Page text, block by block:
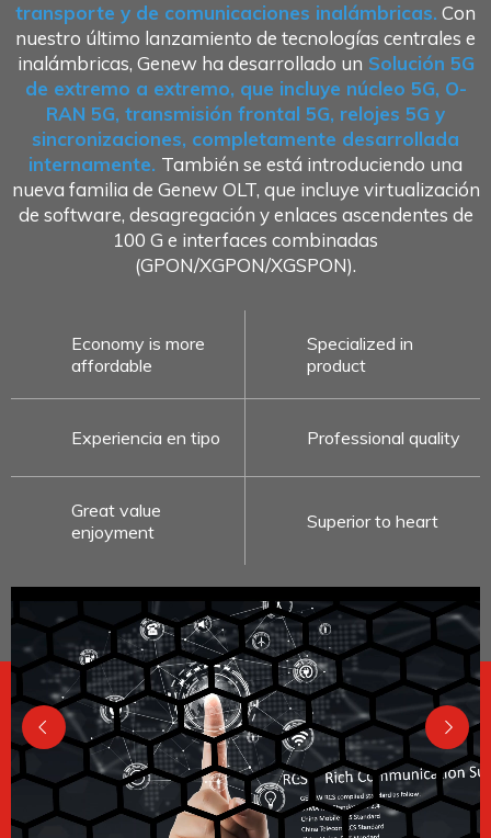
transporte y de comunicaciones inalámbricas. Con
nuestro último lanzamiento de tecnologías centrales e
inalámbricas, Genew ha desarrollado un Solución 5G
de extremo a extremo, que incluye núcleo 5G, O-
RAN 5G, transmisión frontal 5G, relojes 5G y
sincronizaciones, completamente desarrollada
internamente. También se está introduciendo una
nueva familia de Genew OLT, que incluye virtualización
de software, desagregación y enlaces ascendentes de
100 G e interfaces combinadas
(GPON/XGPON/XGSPON).
Economy is more
affordable
Specialized in
product
Experiencia en tipo Professional quality
Great value
enjoyment
Superior to heart